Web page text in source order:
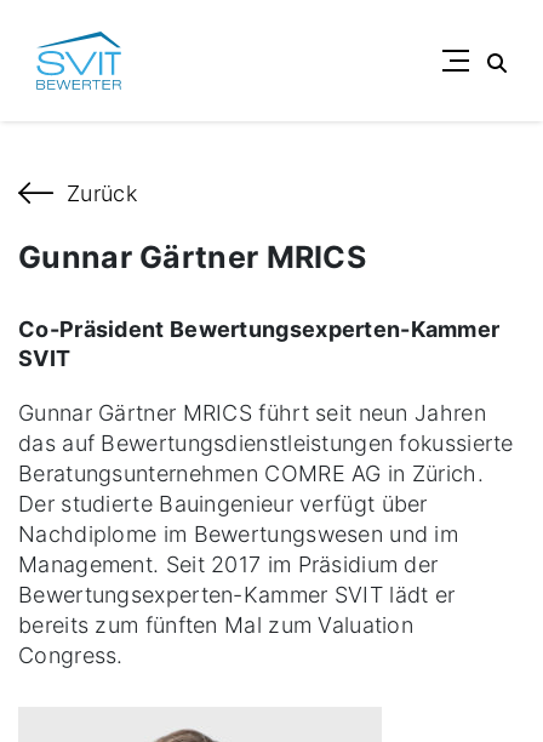
Zurück
Gunnar Gärtner MRICS
Co-Präsident Bewertungsexperten-Kammer
SVIT
Gunnar Gärtner MRICS führt seit neun Jahren
das auf Bewertungsdienstleistungen fokussierte
Beratungsunternehmen COMRE AG in Zürich.
Der studierte Bauingenieur verfügt über
Nachdiplome im Bewertungswesen und im
Management. Seit 2017 im Präsidium der
Bewertungsexperten-Kammer SVIT lädt er
bereits zum fünften Mal zum Valuation
Congress.